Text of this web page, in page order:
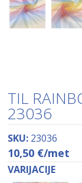
TIL
23036
SKU: 23036
10,50 €/met
VARIJACIJE